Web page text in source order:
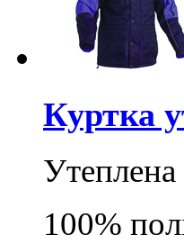
Куртка
Утеплена
100%